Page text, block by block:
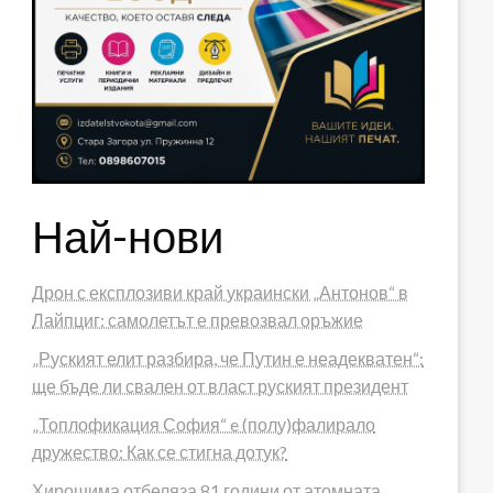
Най-нови
Дрон с експлозиви край украински „Антонов“ в
Лайпциг: самолетът е превозвал оръжие
„Руският елит разбира, че Путин е неадекватен“:
ще бъде ли свален от власт руският президент
„Топлофикация София“ e (полу)фалирало
дружество: Как се стигна дотук?